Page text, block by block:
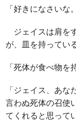
「好きになさいな
ジェイスは肩を
が、皿を持ってい
「死体が食べ物を
「ジェイス、あ
言わぬ死体の召使
てくれると思って